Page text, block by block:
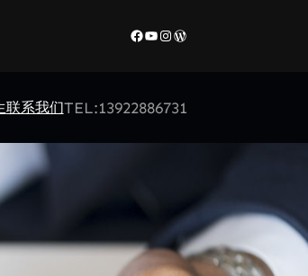
Facebook
YouTube
Instagram
WordPress
联系我们TEL:13922886731